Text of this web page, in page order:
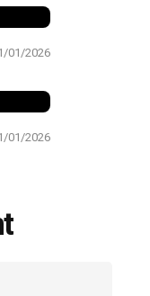
01/2026
01/2026